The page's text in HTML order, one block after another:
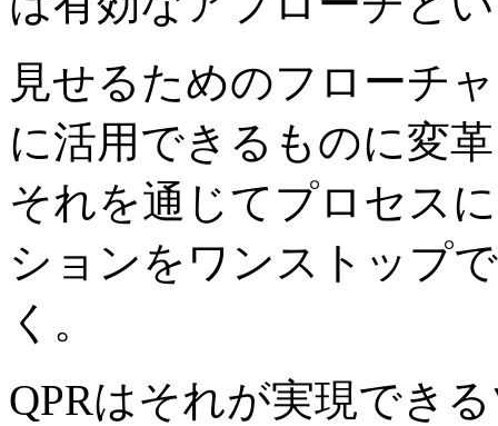
見せるためのフローチ
に活用できるものに変
それを通じてプロセス
ションをワンストップ
く。
QPRはそれが実現でき